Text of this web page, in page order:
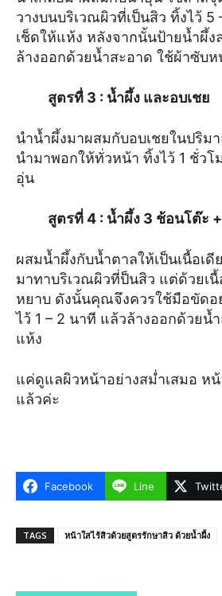
วางบนบริเวณผิวที่เป็นสิว ทิ้งไว้ 5
เช็ดให้แห้ง หลังจากนั้นป้ายน้ำผึ้ง
ล้างออกด้วยน้ำสะอาด ใช้ผ้าซับห
สูตรทื่ 3 : น้ำผึ้ง และอบเชย
นำน้ำผึ้งมาผสมกับอบเชยในปริม
นำมาพอกให้ทั่วหน้า ทิ้งไว้ 1 ชั่วโ
อุ่น
สูตรที่ 4 : น้ำผึ้ง 3 ช้อนโต๊ะ
ผสมน้ำผึ้งกับน้ำตาลให้เป็นเนื้อเ
มาทาบริเวณผิวที่ป็นสิว แต่ด้วยเ
หยาบ ดังนั้นคุณจึงควรใช้มือขัดอ
ไว้ 1 – 2 นาที แล้วล้างออกด้วยน้
แห้ง
แค่ดูแลผิวหน้าอย่างสม่ำเสมอ หน้
แล้วค่ะ
Facebook Line
TAGS หน้าใสไร้สิวด้วยสูตรรักษาสิว ด้วยน้ำผึ้ง